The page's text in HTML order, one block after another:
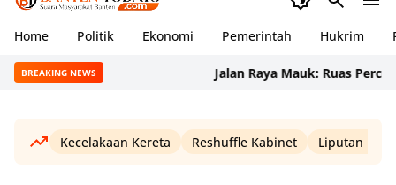
Home Politik Ekonomi Pemerintah Hukrim
BREAKING NEWS Jalan Raya Mauk: Ruas
Kecelakaan Kereta Reshuffle Kabinet Liputan Haji